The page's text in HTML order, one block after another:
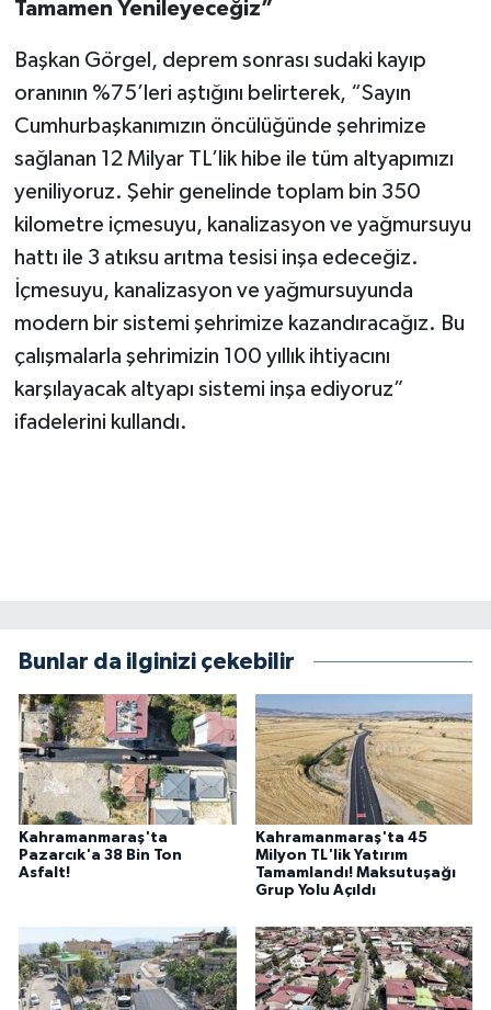
Tamamen Yenileyeceğiz”
Başkan Görgel, deprem sonrası sudaki kayıp
oranının %75’leri aştığını belirterek, “Sayın
Cumhurbaşkanımızın öncülüğünde şehrimize
sağlanan 12 Milyar TL’lik hibe ile tüm altyapımızı
yeniliyoruz. Şehir genelinde toplam bin 350
kilometre içmesuyu, kanalizasyon ve yağmursuyu
hattı ile 3 atıksu arıtma tesisi inşa edeceğiz.
İçmesuyu, kanalizasyon ve yağmursuyunda
modern bir sistemi şehrimize kazandıracağız. Bu
çalışmalarla şehrimizin 100 yıllık ihtiyacını
karşılayacak altyapı sistemi inşa ediyoruz”
ifadelerini kullandı.
Bunlar da ilginizi çekebilir
Kahramanmaraş'ta
Pazarcık'a 38 Bin Ton
Asfalt!
Kahramanmaraş'ta 45
Milyon TL'lik Yatırım
Tamamlandı! Maksutuşağı
Grup Yolu Açıldı
BİLİM TEKNOLOJİ
ASAYİŞ
SEÇİM 2015
ÇEVRE
YARIŞMALAR
TANITIM
HABERDE İNSAN